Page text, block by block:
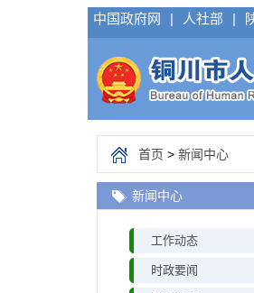
中国政府网 | 人社部 |
首页 > 新闻中心
新闻中心
工作动态
时政要闻